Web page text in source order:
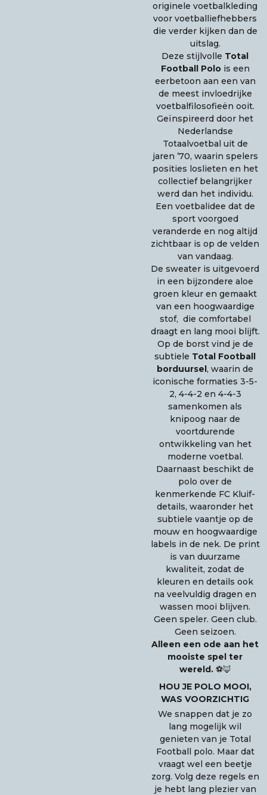
originele voetbalkleding
voor voetballiefhebbers
die verder kijken dan de
uitslag.
Deze stijlvolle Total
Football Polo is een
eerbetoon aan een van
de meest invloedrijke
voetbalfilosofieën ooit.
Geïnspireerd door het
Nederlandse
Totaalvoetbal uit de
jaren ’70, waarin spelers
posities loslieten en het
collectief belangrijker
werd dan het individu.
Een voetbalidee dat de
sport voorgoed
veranderde en nog altijd
zichtbaar is op de velden
van vandaag.
De sweater is uitgevoerd
in een bijzondere aloe
groen kleur en gemaakt
van een hoogwaardige
stof, die comfortabel
draagt en lang mooi blijft.
Op de borst vind je de
subtiele Total Football
borduursel, waarin de
iconische formaties 3-5-
2, 4-4-2 en 4-4-3
samenkomen als
knipoog naar de
voortdurende
ontwikkeling van het
moderne voetbal.
Daarnaast beschikt de
polo over de
kenmerkende FC Kluif-
details, waaronder het
subtiele vaantje op de
mouw en hoogwaardige
labels in de nek. De print
is van duurzame
kwaliteit, zodat de
kleuren en details ook
na veelvuldig dragen en
wassen mooi blijven.
Geen speler. Geen club.
Geen seizoen.
Alleen een ode aan het
mooiste spel ter
wereld.⚽🦊
HOU JE POLO MOOI,
WAS VOORZICHTIG
We snappen dat je zo
lang mogelijk wil
genieten van je Total
Football polo. Maar dat
vraagt wel een beetje
zorg. Volg deze regels en
je hebt lang plezier van